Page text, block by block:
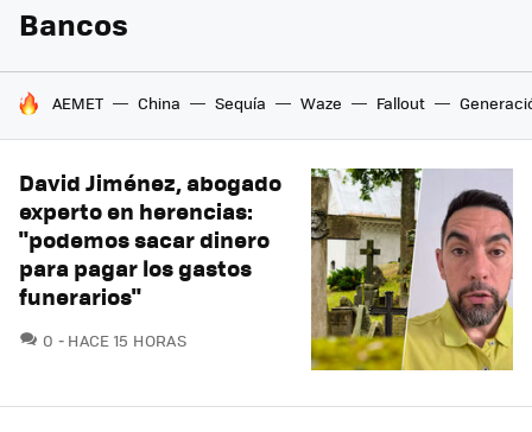
Bancos
HOY SE HABLA DE
AEMET China Sequía Waze Fallout
David Jiménez, abogado
experto en herencias:
"podemos sacar dinero
para pagar los gastos
funerarios"
0 COMENTARIOS
HACE 15 HORAS